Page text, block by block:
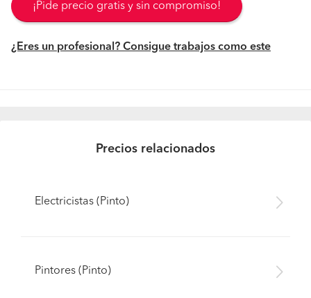
¡Pide precio gratis y sin compromiso!
¿Eres un profesional? Consigue trabajos como este
Precios relacionados
Electricistas (Pinto)
Pintores (Pinto)